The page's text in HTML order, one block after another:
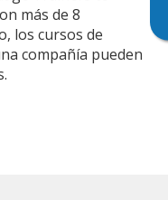
más de 8
los cursos de
compañía pueden